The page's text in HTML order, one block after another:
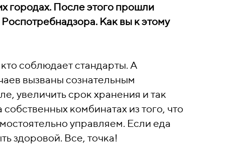
городах. После этого прошли
Как вы к этому
соблюдает стандарты. А
вызваны сознательным
увеличить срок хранения и так
комбинатах из того, что
управляем. Если еда
здоровой. Все, точка!